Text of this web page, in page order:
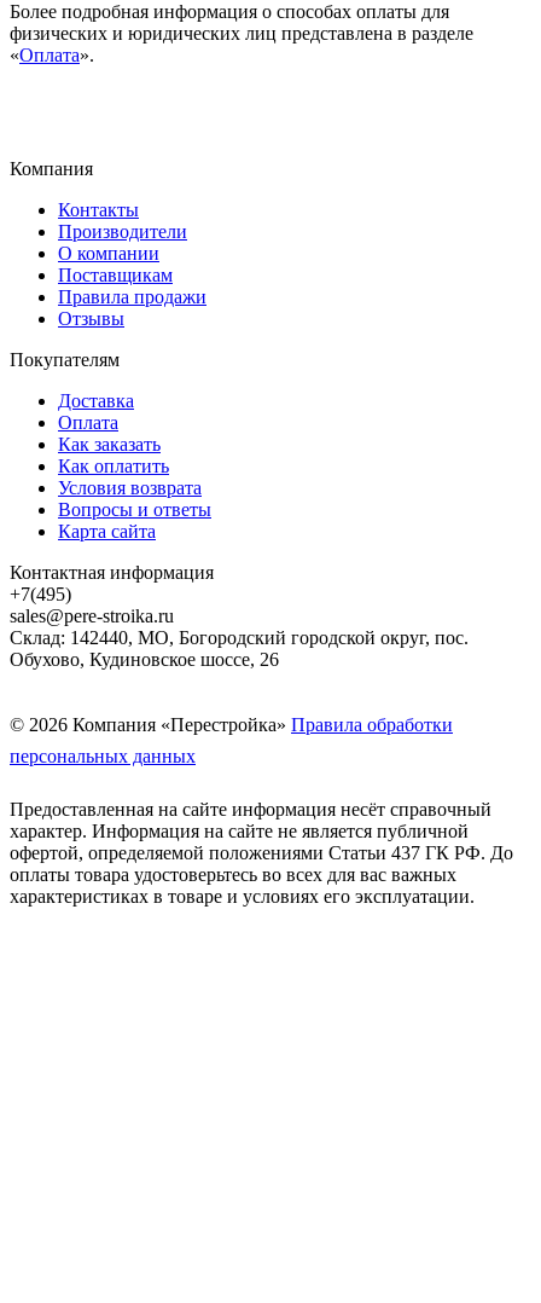
Более подробная информация о способах оплаты для
физических и юридических лиц представлена в разделе
«Оплата».
Компания
Контакты
Производители
О компании
Поставщикам
Правила продажи
Отзывы
Покупателям
Доставка
Оплата
Как заказать
Как оплатить
Условия возврата
Вопросы и ответы
Карта сайта
Контактная информация
+7(495)
sales@pere-stroika.ru
Склад: 142440, МО, Богородский городской округ, пос.
Обухово, Кудиновское шоссе, 26
© 2026 Компания «Перестройка» Правила обработки
персональных данных
Предоставленная на сайте информация несёт справочный
характер. Информация на сайте не является публичной
офертой, определяемой положениями Статьи 437 ГК РФ. До
оплаты товара удостоверьтесь во всех для вас важных
характеристиках в товаре и условиях его эксплуатации.